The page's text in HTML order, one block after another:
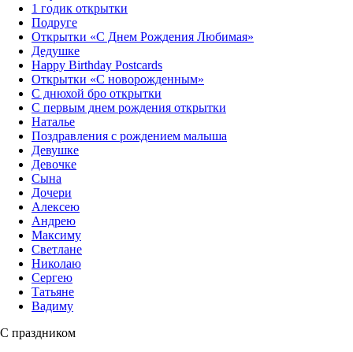
1 годик открытки
Подруге
Открытки «С Днем Рождения Любимая»‎
Дедушке
Happy Birthday Postcards
Открытки «‎С новорожденным»
С днюхой бро открытки
С первым днем рождения открытки
Наталье
Поздравления с рождением малыша
Девушке
Девочке
Сына
Дочери
Алексею
Андрею
Максиму
Светлане
Николаю
Сергею
Татьяне
Вадиму
С праздником